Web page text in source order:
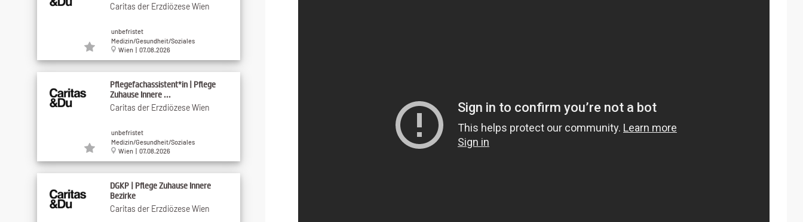
Caritas der Erzdiözese Wien
unbefristet
Medizin/Gesundheit/Soziales
Wien | 07.08.2026
Pflegefachassistent*in | Pflege
Zuhause Innere ...
Caritas der Erzdiözese Wien
unbefristet
Medizin/Gesundheit/Soziales
Wien | 07.08.2026
DGKP | Pflege Zuhause Innere
Bezirke
Caritas der Erzdiözese Wien